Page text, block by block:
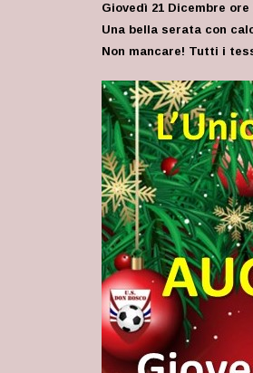
Giovedì 21 Dicembre
Una bella serata con
Non mancare! Tutti i